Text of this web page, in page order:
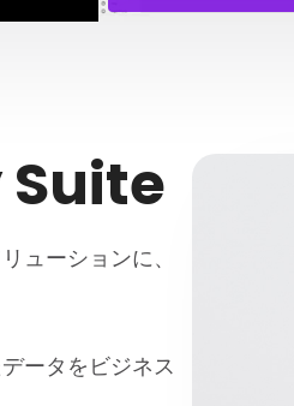
ューションに、
ータをビジネス